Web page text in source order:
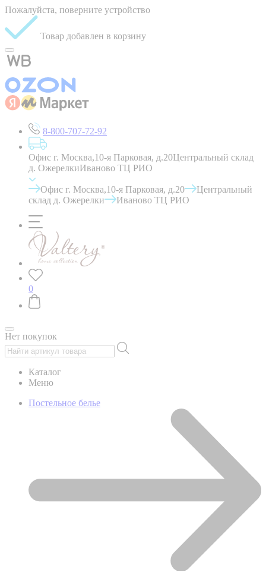
Пожалуйста, поверните устройство
Товар добавлен в корзину
8-800-707-72-92
Офис г. Москва,10-я Парковая, д.20Центральный склад
д. ОжерелкиИваново ТЦ РИО
Офис г. Москва,10-я Парковая, д.20
Центральный
склад д. Ожерелки
Иваново ТЦ РИО
0
Нет покупок
Каталог
Меню
Постельное белье